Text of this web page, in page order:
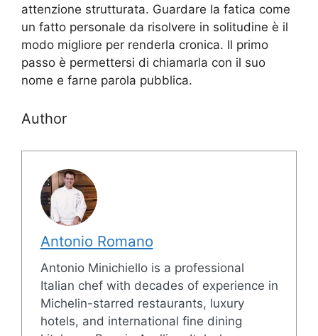
attenzione strutturata. Guardare la fatica come
un fatto personale da risolvere in solitudine è il
modo migliore per renderla cronica. Il primo
passo è permettersi di chiamarla con il suo
nome e farne parola pubblica.
Author
Antonio Romano
Antonio Minichiello is a professional
Italian chef with decades of experience in
Michelin-starred restaurants, luxury
hotels, and international fine dining